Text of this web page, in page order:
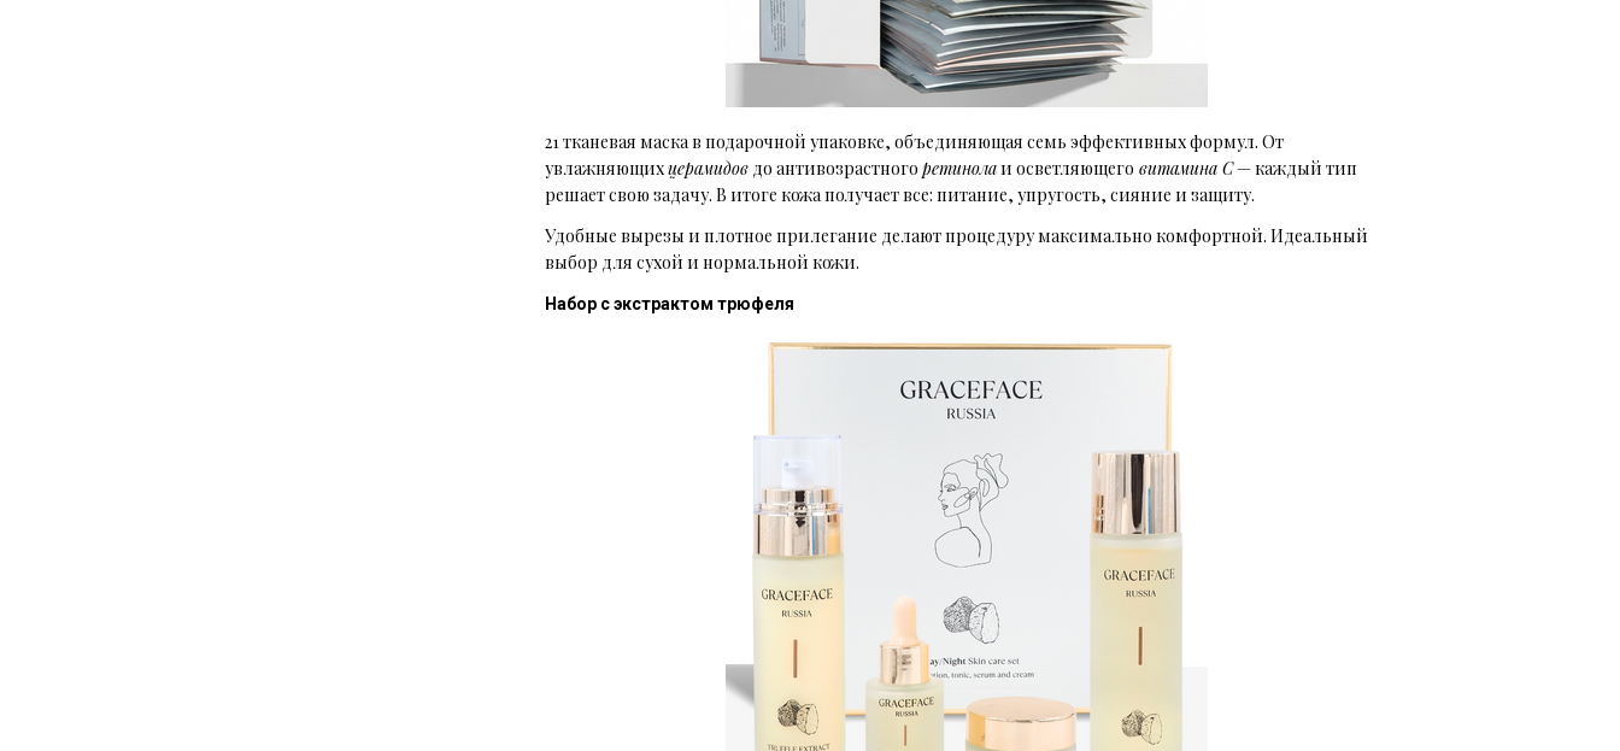
21 тканевая маска в подарочной упаковке, объединяющая семь эффективных формул. От
увлажняющихцерамидов до антивозрастного ретинолаи осветляющего витамина С— каждый тип
решает свою задачу. В итоге кожа получает все: питание, упругость, сияние и защиту.
Удобные вырезы и плотное прилегание делают процедуру максимально комфортной. Идеальный
выбор для сухой и нормальной кожи.
Набор с экстрактом трюфеля